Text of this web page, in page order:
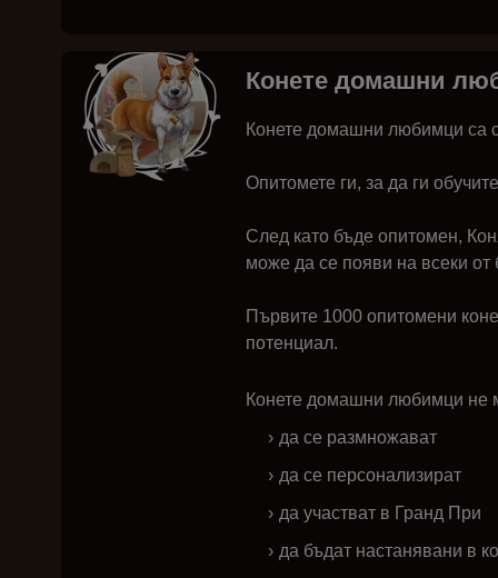
Конете домашни
Конете домашни любимци са
Опитомете ги, за да ги
След като бъде опитомен,
може да се появи на всеки от
Първите 1000 опитомени
потенциал.
Конете домашни любимци не
да се размножават
да се персонализират
да участват в Гранд При
да бъдат настанявани в